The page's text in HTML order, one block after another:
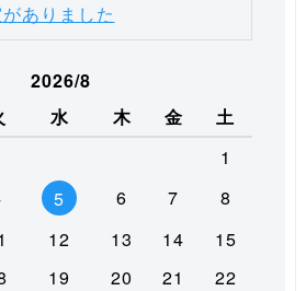
ありました
2026/8
水 木 金
土
1
5 6 7
8
12 13 14
15
19 20 21
22